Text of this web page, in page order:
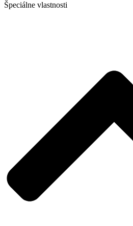
Špeciálne vlastnosti